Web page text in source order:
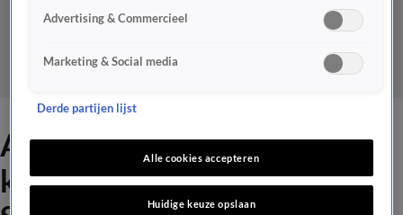
AVROTROS: deelname aan
komend Eurovisie
Advertising & Commercieel
Marketing & Social media
Derde partijen lijst
Alle cookies accepteren
Huidige keuze opslaan